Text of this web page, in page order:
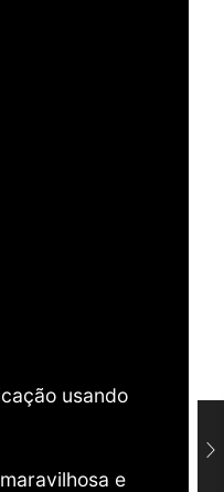
usando
e